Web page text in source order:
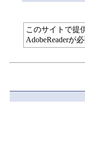
このサイトで提
AdobeReaderが